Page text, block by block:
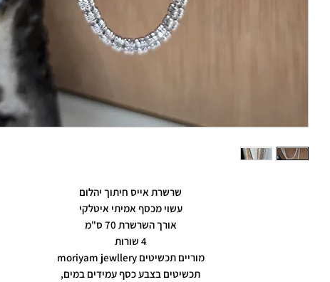
שרשרת אייס חיתוך יהלום
עשוי מכסף אמיתי איטלקי
אורך השרשרת 70 ס"מ
4 שורות
מוריים תכשיטים moriyam jewllery
תכשיטים בצבע כסף עמידים במים,